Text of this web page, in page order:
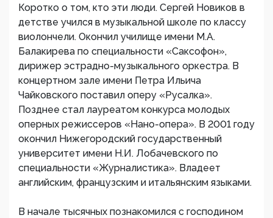
Коротко о том, кто эти люди. Сергей Новиков в
детстве учился в музыкальной школе по классу
виолончели. Окончил училище имени М.А.
Балакирева по специальности «Саксофон»,
дирижер эстрадно-музыкального оркестра. В
концертном зале имени Петра Ильича
Чайковского поставил оперу «Русалка».
Позднее стал лауреатом конкурса молодых
оперных режиссеров «Нано-опера». В 2001 году
окончил Нижегородский государственный
университет имени Н.И. Лобачевского по
специальности «Журналистика». Владеет
английским, французским и итальянским языками.
В начале тысячных познакомился с господином